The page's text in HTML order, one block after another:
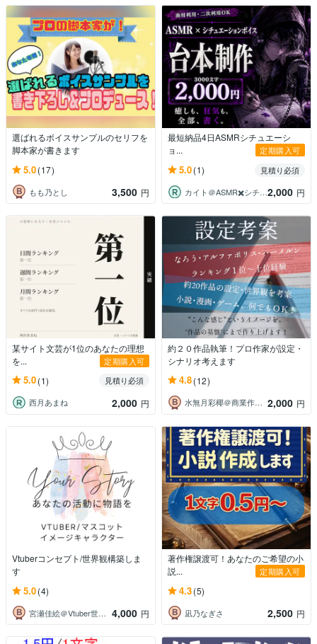
選ばれるボイスサンプルのセリフを
脚本家が書きます
5.0(17)
もも乃とし 3,500 円
最短納品4日ASMRシチュエーシ
ョ...
定期購入可
5.0(1)
見積り必須
カイト＠ASMR✖️シチュボ台本書きます 2,000 円
某サイト文芸が1位のあなたの理想
を...
定期購入可
5.0(1)
見積り必須
西月あまね
2,000 円
約２０作品執筆！プロ作家が設定・
シナリオ考えます
4.8(12)
水無月彩椰＠商業作家・編集者 2,000 円
Vtuberコンセプト/世界観構築しま
す
5.0(4)
宮瀬佳絵＠Vtuber世界観／ノベライズ 4,000 円
著作権譲渡可！あなたのご希望の小
説...
定期購入可
4.3(5)
凪乃なぎさ 2,500 円